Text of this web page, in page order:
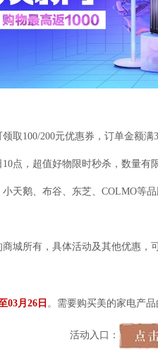
取100/200元优惠券，订单金额
点，超值好物限时秒杀，数量有
小天鹅、布谷、东芝、COLMO等
城所有，具体活动及其他优惠，
03月26日 。需要购买美的家电产
活动入口：